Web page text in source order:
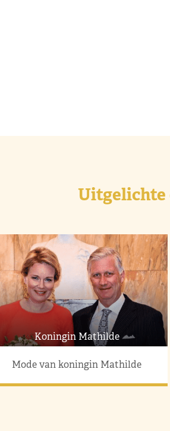
Uitgelichte
Koningin Mathilde
Mode van koningin Mathilde